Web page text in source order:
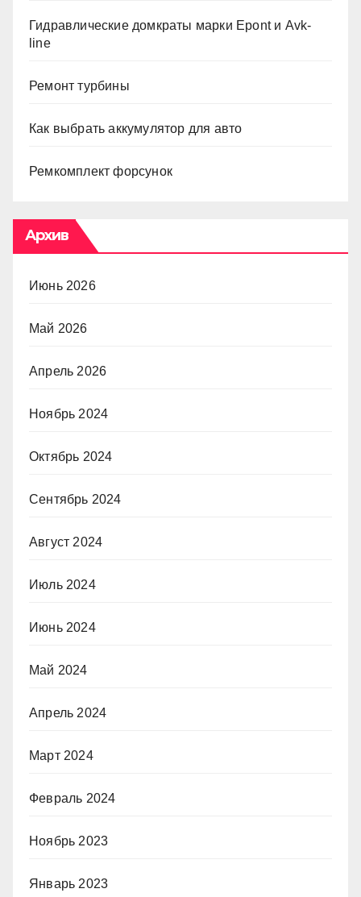
Гидравлические домкраты марки Epont и Avk-
line
Ремонт турбины
Как выбрать аккумулятор для авто
Ремкомплект форсунок
Архив
Июнь 2026
Май 2026
Апрель 2026
Ноябрь 2024
Октябрь 2024
Сентябрь 2024
Август 2024
Июль 2024
Июнь 2024
Май 2024
Апрель 2024
Март 2024
Февраль 2024
Ноябрь 2023
Январь 2023